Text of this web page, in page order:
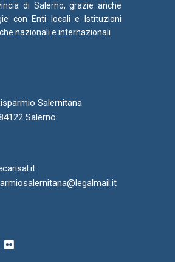
di Salerno, grazie anche
con Enti locali e Istituzioni
nazionali e internazionali.
Salernitana
Salerno